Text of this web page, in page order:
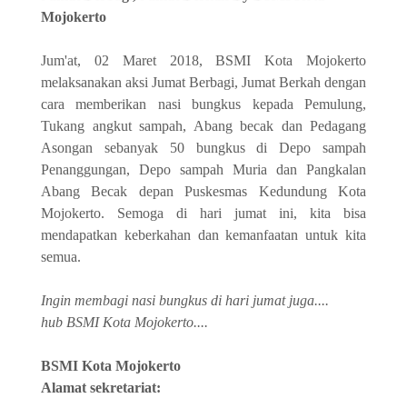
Mojokerto
Jum'at, 02 Maret 2018, BSMI Kota Mojokerto
melaksanakan aksi Jumat Berbagi, Jumat Berkah dengan
cara memberikan nasi bungkus kepada Pemulung,
Tukang angkut sampah, Abang becak dan Pedagang
Asongan sebanyak 50 bungkus di Depo sampah
Penanggungan, Depo sampah Muria dan Pangkalan
Abang Becak depan Puskesmas Kedundung Kota
Mojokerto. Semoga di hari jumat ini, kita bisa
mendapatkan keberkahan dan kemanfaatan untuk kita
semua.
Ingin membagi nasi bungkus di hari jumat juga....
hub BSMI Kota Mojokerto....
BSMI Kota Mojokerto
Alamat sekretariat: